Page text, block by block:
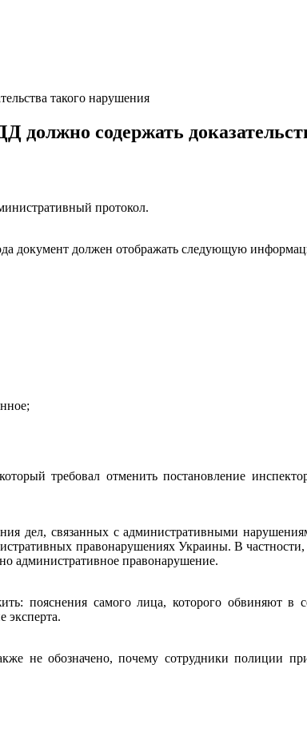
такого нарушения
содержать
протокол.
документ должен отображать следующую
требовал отменить постановление
дел, связанных с административными
правонарушениях Украины. В частности, в
административное правонарушение.
пояснения самого лица, которого обвиняют
эксперта.
не обозначено, почему сотрудники полиции